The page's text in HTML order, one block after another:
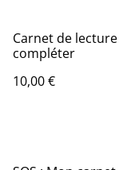
Carnet de lecture
compléter
10,00 €